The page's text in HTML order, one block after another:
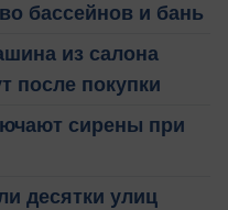
бассейнов и бань
из салона
после покупки
сирены при
десятки улиц